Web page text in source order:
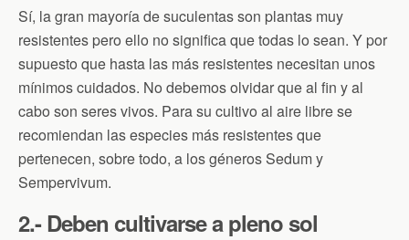
Sí, la gran mayoría de suculentas son plantas muy
resistentes pero ello no significa que todas lo sean. Y por
supuesto que hasta las más resistentes necesitan unos
mínimos cuidados. No debemos olvidar que al fin y al
cabo son seres vivos. Para su cultivo al aire libre se
recomiendan las especies más resistentes que
pertenecen, sobre todo, a los géneros Sedum y
Sempervivum.
2.- Deben cultivarse a pleno sol